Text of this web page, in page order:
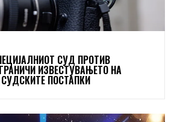
СУД ПРОТИВ
ИЗВЕСТУВАЊЕТО НА
ПОСТАПКИ